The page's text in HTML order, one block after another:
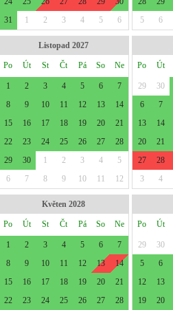
31
1 2 3 4 5 6
5
6
Listopad 2027
Po Út St Čt Pá So Ne
1 2 3 4 5 6
7
8
9 10 11 12 13
14
15
16 17 18 19 20
21
22
23 24 25 26 27
28
29
30 1 2 3 4
5
6
7 8 9 10 11 12
Po Út
29 30
6
7
13
14
20
21
27
28
3
4
Květen 2028
Po Út St Čt Pá So Ne
1 2 3 4 5 6
7
8
9 10 11 12 13
14
15
16 17 18 19 20
21
22
23 24 25 26 27 28
Po Út
29 30
5
6
12
13
19
20